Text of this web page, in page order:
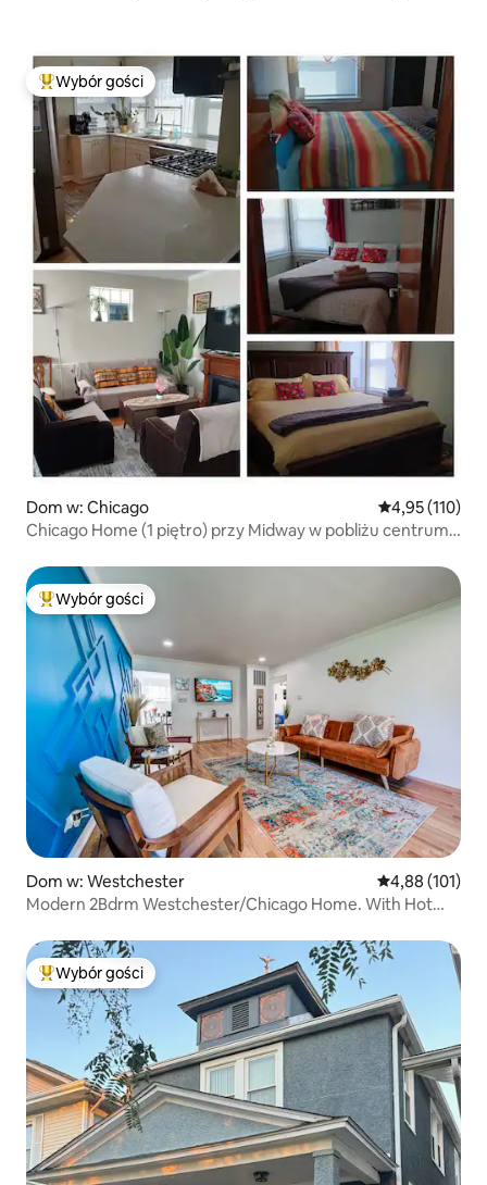
Najpopularniejsze z kategorii Wybór gości
Wybór gości
Dom w: Chicago Średnia
4,95 (110)
Chicago Home (1 piętro) przy Midway w pobliżu centrum
Najpopularniejsze z kategorii Wybór gości
Wybór gości
Dom w: Westchester Średnia
4,88 (101)
Modern 2Bdrm Westchester/Chicago Home. With Hot
Najpopularniejsze z kategorii Wybór gości
Wybór gości